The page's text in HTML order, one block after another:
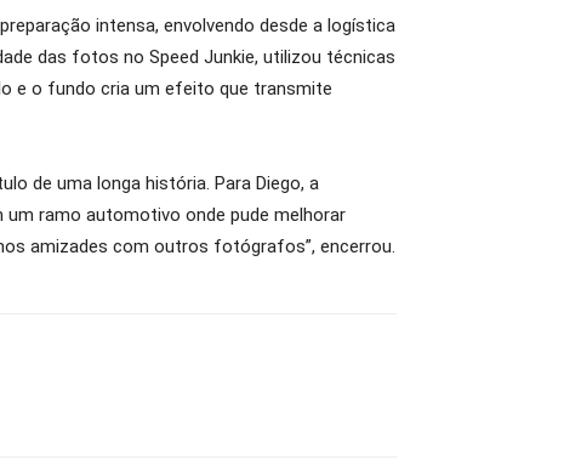
intensa, envolvendo desde a logística
das fotos no Speed Junkie, utilizou técnicas
e o fundo cria um efeito que transmite
de uma longa história. Para Diego, a
um ramo automotivo onde pude melhorar
amizades com outros fotógrafos”, encerrou.